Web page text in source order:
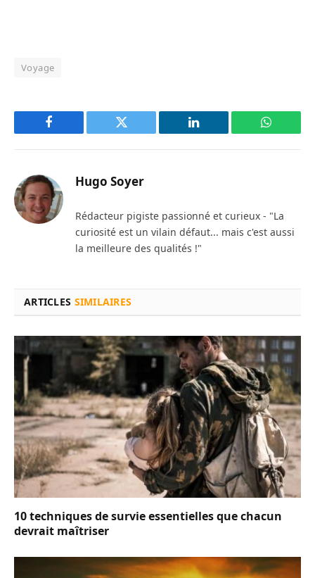
Voyage
Facebook Twitter LinkedIn
Hugo Soyer
Rédacteur pigiste passionné et curieux - "La
curiosité est un vilain défaut... mais c'est aussi
la meilleure des qualités !"
ARTICLES SIMILAIRES
10 techniques de survie essentielles que chacun
devrait maîtriser